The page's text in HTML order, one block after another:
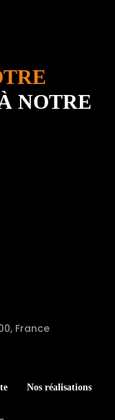
NOTRE
France
Nos réalisations